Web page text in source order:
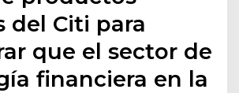
del Citi para
que el sector de
financiera en la